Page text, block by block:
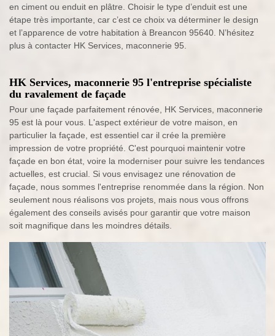
en ciment ou enduit en plâtre. Choisir le type d’enduit est une
étape très importante, car c’est ce choix va déterminer le design
et l’apparence de votre habitation à Breancon 95640. N’hésitez
plus à contacter HK Services, maconnerie 95.
HK Services, maconnerie 95 l'entreprise spécialiste
du ravalement de façade
Pour une façade parfaitement rénovée, HK Services, maconnerie
95 est là pour vous. L'aspect extérieur de votre maison, en
particulier la façade, est essentiel car il crée la première
impression de votre propriété. C'est pourquoi maintenir votre
façade en bon état, voire la moderniser pour suivre les tendances
actuelles, est crucial. Si vous envisagez une rénovation de
façade, nous sommes l'entreprise renommée dans la région. Non
seulement nous réalisons vos projets, mais nous vous offrons
également des conseils avisés pour garantir que votre maison
soit magnifique dans les moindres détails.